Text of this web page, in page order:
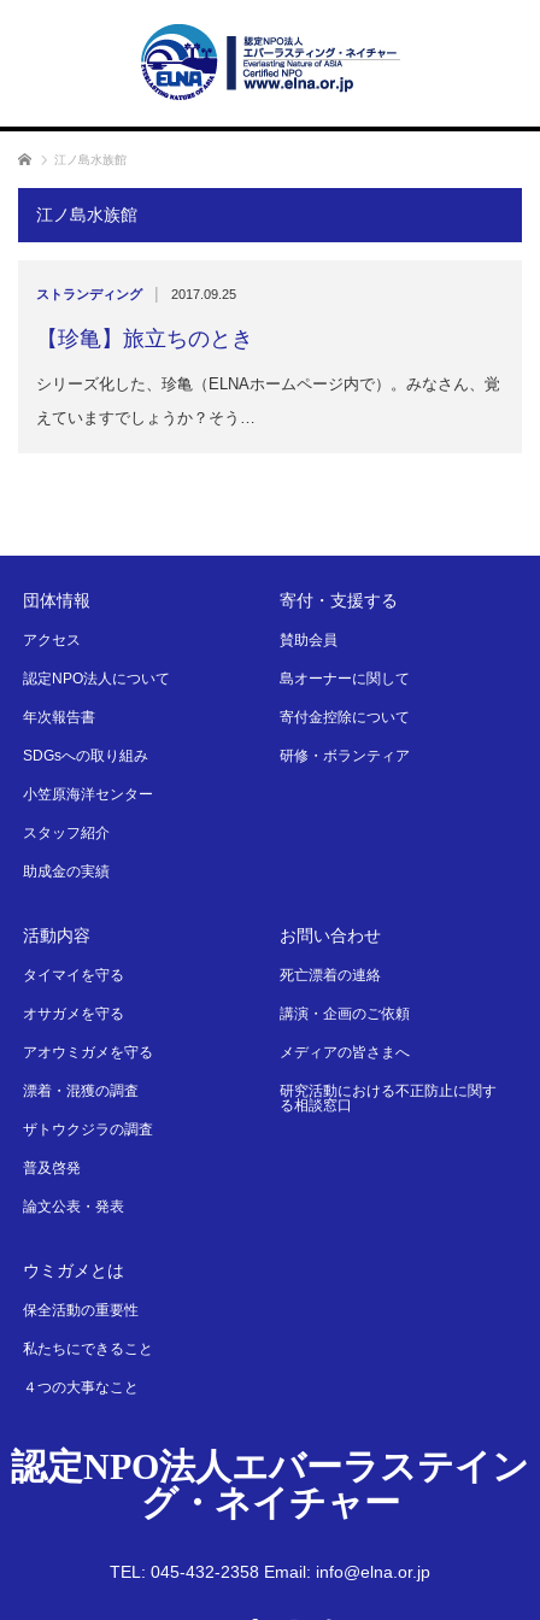
ホーム 江ノ島水族館
江ノ島水族館
ストランディング | 2017.09.25
【珍亀】旅立ちのとき
シリーズ化した、珍亀（ELNAホームページ内で）。みなさん、覚
えていますでしょうか？そう…
団体情報
アクセス
認定NPO法人について
年次報告書
SDGsへの取り組み
小笠原海洋センター
スタッフ紹介
助成金の実績
寄付・支援する
賛助会員
島オーナーに関して
寄付金控除について
研修・ボランティア
活動内容
タイマイを守る
オサガメを守る
アオウミガメを守る
漂着・混獲の調査
ザトウクジラの調査
普及啓発
論文公表・発表
お問い合わせ
死亡漂着の連絡
講演・企画のご依頼
メディアの皆さまへ
研究活動における不正防止に関す
る相談窓口
ウミガメとは
保全活動の重要性
私たちにできること
４つの大事なこと
認定NPO法人エバーラステイン
グ・ネイチャー
TEL: 045-432-2358 Email: info@elna.or.jp